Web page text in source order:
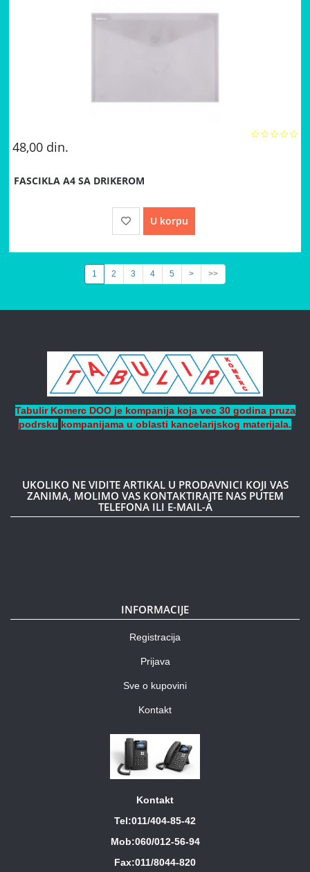
48,00 din.
FASCIKLA A4 SA DRIKEROM
U korpu
1 2 3 4 5 > >>
Tabulir Komerc DOO je kompanija koja vec 30 godina pruza
podrsku kompanijama u oblasti kancelarijskog materijala.
UKOLIKO NE VIDITE ARTIKAL U PRODAVNICI KOJI VAS
ZANIMA, MOLIMO VAS KONTAKTIRAJTE NAS PUTEM
TELEFONA ILI E-MAIL-A
INFORMACIJE
Registracija
Prijava
Sve o kupovini
Kontakt
Kontakt
Tel:011/404-85-42
Mob:060/012-56-94
Fax:011/8044-820